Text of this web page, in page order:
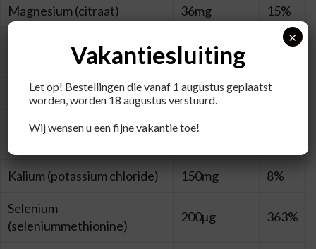
Magnesium (citraat) 36mg 15%
Lithothamnion calcareum,
rode alg (calcium)
234mg
Jodium (potassium iodine) 150µg 100%
Molybdeen (sodium
100µg
Kalium (potassium chloride) 150mg 8%
Selenium
(seleniummethionine)
200µg 363%
Vakantiesluiting
Let op! Bestellingen die vanaf 1 augustus geplaatst
worden, worden 18 augustus verstuurd.
Wij wensen u een fijne vakantie toe!
×